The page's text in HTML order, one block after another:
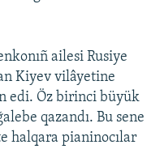
ailesi Rusiye
Kiyev vilâyetine
edi. Öz birinci büyük
qazandı. Bu sene
halqara pianinocılar